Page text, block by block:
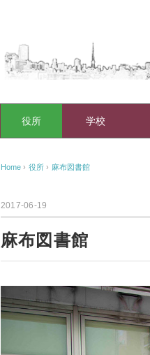
役所 学校
Home › 役所 › 麻布図書館
2017-06-19
麻布図書館